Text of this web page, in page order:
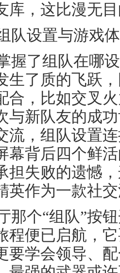
库，这比漫无
队设置与游戏
握了组队在哪
生了质的飞跃
合，比如交叉
与新队友的成
流，组队设置
幕背后四个鲜
担失败的遗憾
英作为一款社
那个“组队”按
程便已启航，
要学会领导、